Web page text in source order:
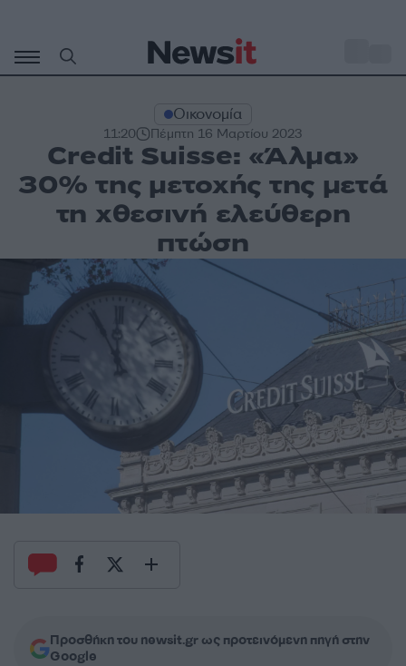
περιεχόμενο
Οικονομία
11:20 Πέμπτη 16 Μαρτίου 2023
Credit Suisse: «Άλμα»
30% της μετοχής της μετά
τη χθεσινή ελεύθερη
πτώση
Προσθήκη του newsit.gr ως προτεινόμενη πηγή στην
Google